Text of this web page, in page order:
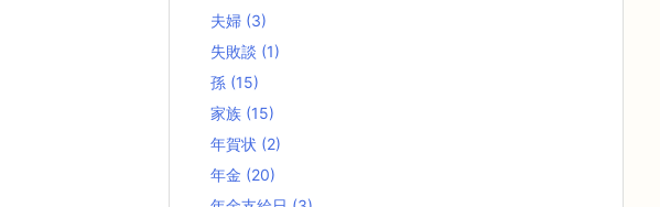
夫婦 (3)
失敗談 (1)
孫 (15)
家族 (15)
年賀状 (2)
年金 (20)